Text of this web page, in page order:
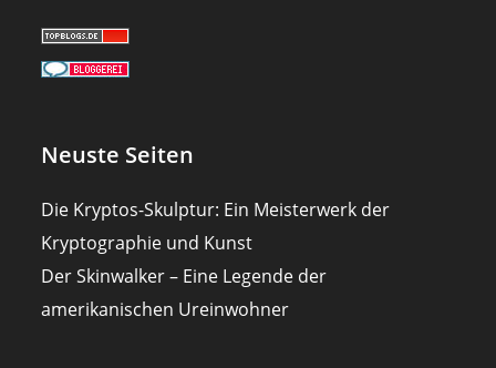
Neuste Seiten
Die Kryptos-Skulptur: Ein Meisterwerk der
Kryptographie und Kunst
Der Skinwalker – Eine Legende der
amerikanischen Ureinwohner